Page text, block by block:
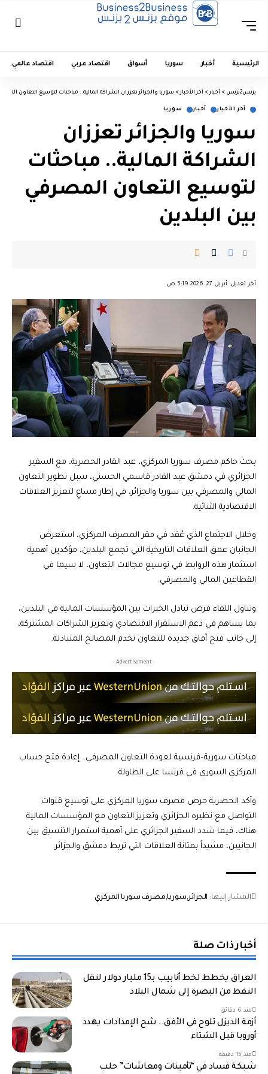
الرئيسية أخبار سوريا أسواق اقتصاد عربي اقتصاد عالمي
بزنس2بزنس > أخبار > آخر الأخبار > سوريا والجزائر تعززان الشراكة المالية.. مباحثات لتوسيع التعاون
آخر الأخبار أخبار سوريا
سوريا والجزائر تعززان
الشراكة المالية.. مباحثات
لتوسيع التعاون المصرفي
بين البلدين
آخر تعديل: أبريل 27, 2026 5:19 ص
بحث حاكم مصرف سوريا المركزي، عبد القادر الحصرية، مع السفير
الجزائري في دمشق عبد القادر قاسمي الحسني، سبل تطوير التعاون
المالي والمصرفي بين سوريا والجزائر، في إطار مساعٍ لتعزيز العلاقات
الاقتصادية الثنائية.
وخلال الاجتماع الذي عُقد في مقر المصرف المركزي، استعرض
الجانبان عمق العلاقات التاريخية التي تجمع البلدين، مؤكدين أهمية
استثمار هذه الروابط في توسيع مجالات التعاون، لا سيما في
القطاعين المالي والمصرفي.
وتناول اللقاء فرص تبادل الخبرات بين المؤسسات المالية في البلدين،
بما يساهم في دعم الاستقرار الاقتصادي وتعزيز الشراكات المشتركة،
إلى جانب فتح آفاق جديدة للتعاون تخدم المصالح المتبادلة.
- Advertisement -
مباحثات سورية–فرنسية لعودة التعاون المصرفي.. إعادة فتح حساب
المركزي السوري في فرنسا على الطاولة
وأكد الحصرية حرص مصرف سوريا المركزي على توسيع قنوات
التواصل مع نظيره الجزائري وتعزيز التعاون مع المؤسسات المالية
هناك، فيما شدد السفير الجزائري على أهمية استمرار التنسيق بين
الجانبين، مشيداً بمتانة العلاقات التي تربط دمشق والجزائر.
المشار إليها: الجزائر سوريا مصرف سوريا المركزي
أخبار ذات صلة
العراق يخطط لخط أنابيب بـ15 مليار دولار لنقل
النفط من البصرة إلى شمال البلاد
منذ 6 دقائق
أزمة الديزل تلوح في الأفق.. شح الإمدادات يهدد
أوروبا قبل الشتاء
منذ 15 دقيقة
شبكة فساد في “تأمينات ومعاشات” حلب